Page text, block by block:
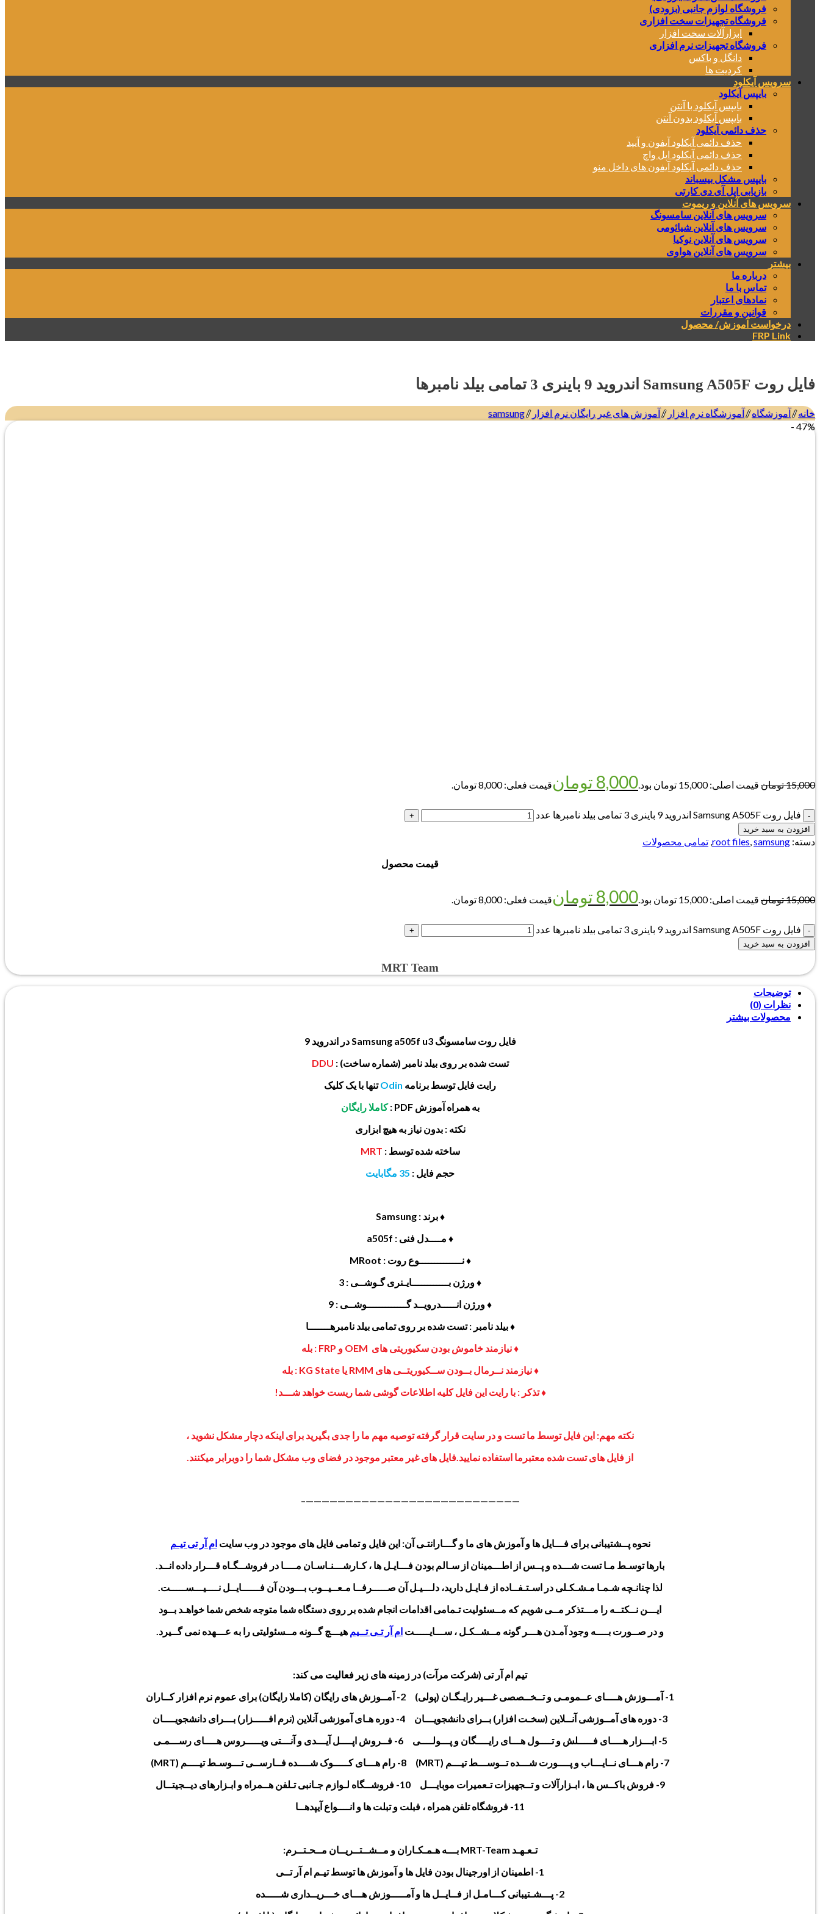
فروشگاه لوازم جانبی (بزودی)
فروشگاه تجهیزات سخت افزاری
ابزارآلات سخت افزار
فروشگاه تجهیزات نرم افزاری
دانگل و باکس
کردیت ها
سرویس آیکلود
بایپس آیکلود
بایپس آیکلود با آنتن
بایپس آیکلود بدون آنتن
حذف دائمی آیکلود
حذف دائمی آیکلود آیفون و آیپد
حذف دائمی آیکلود اپل واچ
حذف دائمی آیکلود آیفون های داخل منو
بایپس مشکل بیسباند
بازیابی اپل آی دی کارتی
سرویس های آنلاین و ریموت
سرویس های آنلاین سامسونگ
سرویس های آنلاین شیائومی
سرویس های آنلاین نوکیا
سرویس های آنلاین هواوی
بیشتر
درباره ما
تماس با ما
نمادهای اعتبار
قوانین و مقررات
درخواست آموزش/ محصول
FRP Link
فایل روت Samsung A505F اندروید 9 باینری 3 تمامی بیلد نامبرها
خانه /آموزشگاه /آموزشگاه نرم افزار /آموزش های غیر رایگان نرم افزار /
samsung
47% -
15,000تومان قیمت اصلی: 15,000 تومان بود. 8,000 تومانقیمت فعلی: 8,000 تومان.
فایل روت Samsung A505F اندروید 9 باینری 3 تمامی بیلد نامبرها عدد
افزودن به سبد خرید
دسته: root files samsung
تمامی محصولات
قیمت محصول
15,000تومان قیمت اصلی: 15,000 تومان بود. 8,000 تومانقیمت فعلی: 8,000 تومان.
فایل روت Samsung A505F اندروید 9 باینری 3 تمامی بیلد نامبرها عدد
افزودن به سبد خرید
MRT Team
توضیحات
نظرات (0)
محصولات بیشتر
فایل روت سامسونگ Samsung a505fu3 در اندروید 9
تست شده بر روی بیلد نامبر (شماره ساخت) : DDU
رایت فایل توسط برنامه Odinتنها با یک کلیک
به همراه آموزش PDF :
کاملا رایگان
نکته : بدون نیاز به هیچ ابزاری
ساخته شده توسط : MRT
حجم فایل : 35 مگابایت
♦ برند : Samsung
♦ مــــدل فنی : a505f
♦ نــــــــــــــوع روت : MRoot
♦ ورژن بــــــــــــایـنری گـوشــی : 3
♦ ورژن انـــــدرویــد گـــــــــــــوشــی : 9
♦ بیلد نامبر : تست شده بر روی تمامی بیلد نامبرهـــــــا
♦ نیازمند خاموش بودن سکیوریتی های OEM و FRP : بله
♦ نیازمند نــرمال بــودن ســکیوریتــی های
♦ تذکر : با رایت این فایل کلیه اطلاعات گوشی شما ریست خواهد شـــد!
نکته مهم: این فایل توسط ما تست و در سایت قرار گرفته توصیه مهم ما را جدی بگیرید برای اینکه دچار مشکل نشوید ،
از فایل های تست شده معتبرما استفاده نمایید.فایل های غیر معتبر موجود در فضای وب مشکل شما را دوبرابر میکنند.
———————————————————————————–
نحوه پــشتیبانی برای فـــایل ها و آموزش های ما و گـــارانتـی آن: این فایل و تمامی فایل های موجود در وب سایتام آر تی تیـم
بارها توسـط مـا تست شـــده و پــس از اطـــمینان از سـالم بودن فـــایـل ها ، کـارشـــنـاسـان مــــا در فروشــگـاه قـــرار داده انــد.
لذا چنانـچه شـمـا مـشـکـلی در اسـتـفــاده از فـایـل دارید، دلـــیـل آن صـــــرفــا مـعــیــوب بـــودن آن فــــــایــل نــــیـــســـــت.
ایـــن نــکتــه را مـــتذکر مــی شویم که مــسئولیت تـمامی اقدامات انجام شده بر روی دستگاه شما متوجه شخص شما خواهـد بــود
و در صــورت بــــه وجود آمـدن هـــر گونه مــشــکـل ، ســـایـــــت ام آر تـی تــیم هیـــچ گــونه مــسئولیتی را به عـــهده نمی گــیرد.
تیم ام آر تی (شرکت مرآت) در زمینه های زیر فعالیت می کند:
1- آمـــوزش هــــای عــمومـی و تــخــصصی غـــیر رایـگـان (پولی) 2- آمــوزش های رایگان (کاملا رایگان) برای عموم نرم افزار کــاران
3- دوره های آمــوزشی آنــلاین (سخـت افزار) بــرای دانشجویـــان 4- دوره هـای آموزشی آنلاین (نرم افـــــزار) بـــرای دانشجویــــان
5- ابـــزار هــــای فـــــلش و تــــول هـــای رایــــگان و پـــولــــی 6- فــروش اپــــل آیـــدی و آنـــتی ویـــــروس هــــای رســـمـی
7- رام هـــای نــایـــاب و پــــورت شـــده تــوســـط تیـــم (MRT) 8- رام هـــای کـــــوک شــــده فــارســی تـــوسـط تیــــم (MRT)
9- فروش باکــس ها ، ابـزارآلات و تــجهیزات تـعمیرات موبایـــل 10- فروشــگاه لـوازم جـانبی تـلفن هــمراه و ابـزارهای دیــجیتــال
11- فروشگاه تلفن همراه ، فبلت و تبلت ها و انــــواع آیپدهــا
تـعـهـد MRT-Team بـــه هـمـکـاران و مــشــتــریــان مــحـتــرم:
1- اطمینان از اورجینال بودن فایل ها و آموزش ها توسط تیـم ام آر تــی
2- پـــشـتیبانی کـــامـل از فــایــل ها و آمـــــوزش هـــای خـــریــداری شـــــده